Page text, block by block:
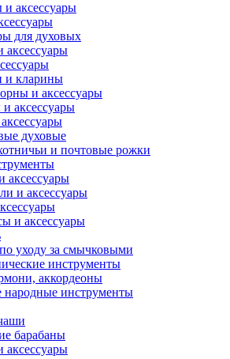
аксессуары
для духовых
аксессуары
и кларины
и аксессуары
аксессуары
духовые
и почтовые рожки
аксессуары
и аксессуары
и аксессуары
уходу за смычковыми
инструменты
аккордеоны
инструменты
барабаны
аксессуары